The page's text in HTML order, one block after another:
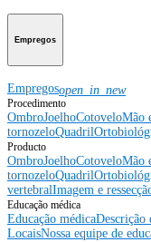
Empregos
Empregosopen_in_new
Procedimento
OmbroJoelhoCotoveloMão
tornozeloQuadril
Producto
OmbroJoelhoCotoveloMão
tornozeloQuadril
vertebralImagem e
Educação médica
Educação médicaDescrição
LocaisNossa equipe de